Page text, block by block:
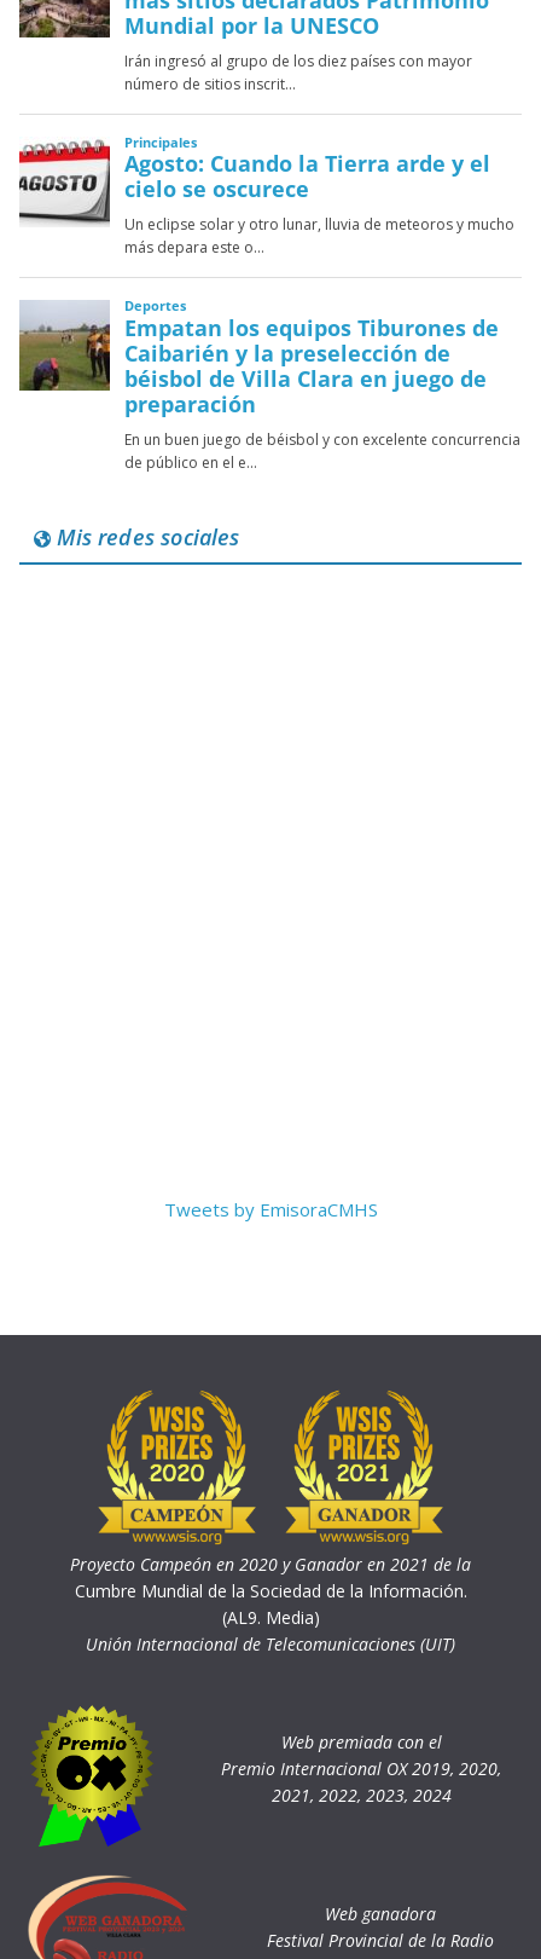
Mis redes sociales
Tweets by EmisoraCMHS
Proyecto Campeón en 2020 y Ganador en 2021 de la
Cumbre Mundial de la Sociedad de la Información.
(AL9. Media)
Unión Internacional de Telecomunicaciones (UIT)
Web premiada con el
Premio Internacional OX 2019, 2020,
2021, 2022, 2023, 2024
Web ganadora
Festival Provincial de la Radio